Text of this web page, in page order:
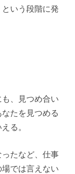
いう段階に発
、見つめ合い
たを見つめる
る。
たなど、仕事
では言えない